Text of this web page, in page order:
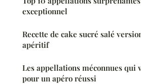
exceptionnel
Recette de cake sucré salé
apéritif
Les appellations méconnues qui
pour un apéro réussi